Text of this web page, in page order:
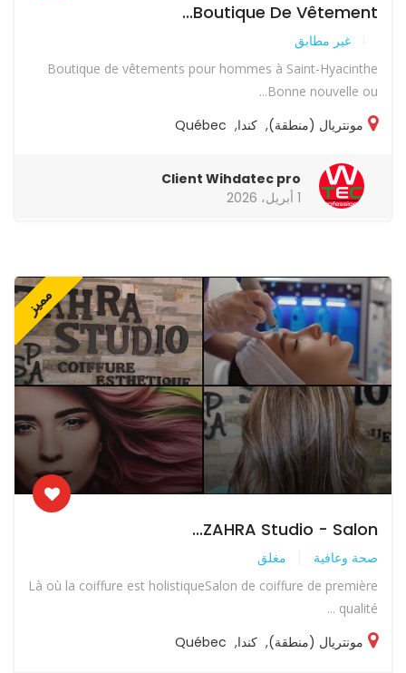
Boutique De Vêtement...
غير مطابق
Boutique de vêtements pour hommes à Saint-Hyacinthe
Bonne nouvelle ou...
مونتريال (منطقة), كندا,
Québec
Client Wihdatec pro
1 أبريل، 2026
مميز
ZAHRA Studio - Salon...
صحة وعافية مغلق
Là où la coiffure est holistiqueSalon de coiffure de première
qualité ...
مونتريال (منطقة), كندا,
Québec